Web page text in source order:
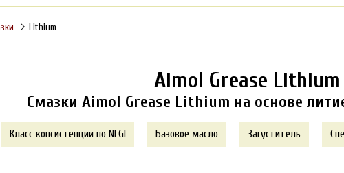
Lithium
Aimol Grease Lithium
Смазки Aimol Grease Lithium на основе
Класс консистенции по NLGI Базовое масло Загуститель